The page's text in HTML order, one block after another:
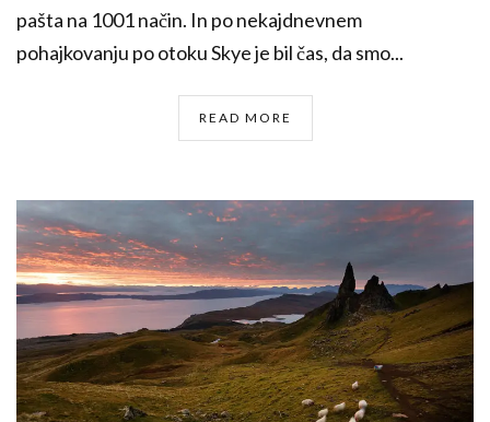
pašta na 1001 način. In po nekajdnevnem
pohajkovanju po otoku Skye je bil čas, da smo...
READ MORE